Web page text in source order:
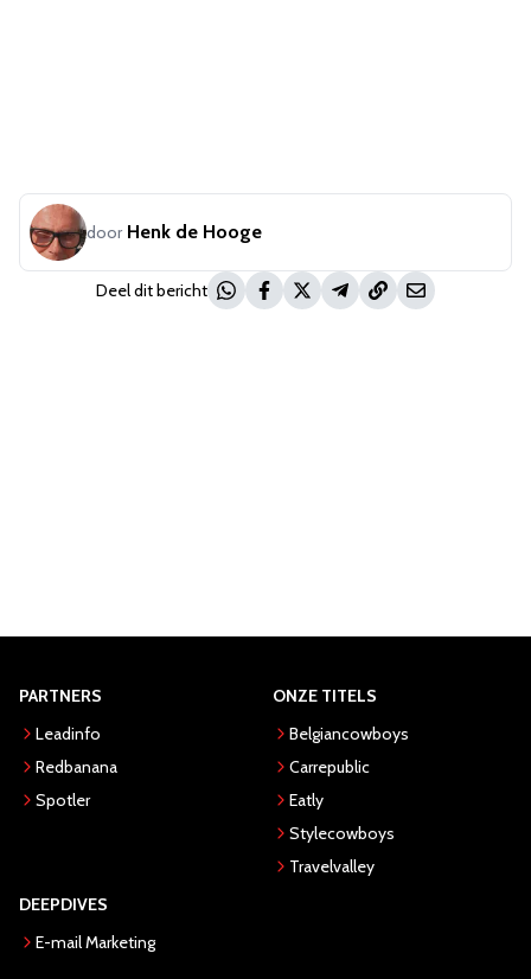
door Henk de Hooge
Deel dit bericht
PARTNERS
Leadinfo
Redbanana
Spotler
ONZE TITELS
Belgiancowboys
Carrepublic
Eatly
Stylecowboys
Travelvalley
DEEPDIVES
E-mail Marketing